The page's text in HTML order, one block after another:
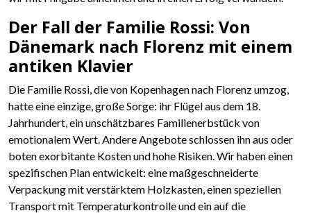
Der Fall der Familie Rossi: Von
Dänemark nach Florenz mit einem
antiken Klavier
Die Familie Rossi, die von Kopenhagen nach Florenz umzog,
hatte eine einzige, große Sorge: ihr Flügel aus dem 18.
Jahrhundert, ein unschätzbares Familienerbstück von
emotionalem Wert. Andere Angebote schlossen ihn aus oder
boten exorbitante Kosten und hohe Risiken. Wir haben einen
spezifischen Plan entwickelt: eine maßgeschneiderte
Verpackung mit verstärktem Holzkasten, einen speziellen
Transport mit Temperaturkontrolle und ein auf die